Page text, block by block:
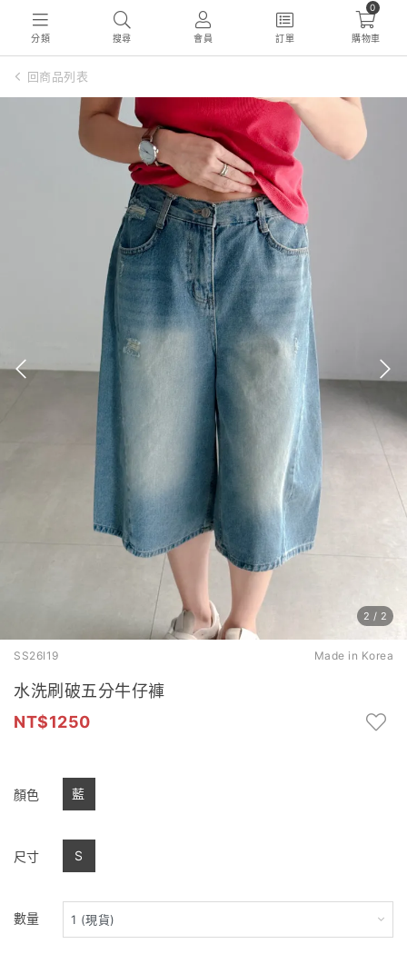
分類 搜尋 會員 訂單
0
購物車
回商品列表
2 / 2
SS26I19 Made in Korea
水洗刷破五分牛仔褲
1250
顏色 藍
尺寸 S
數量